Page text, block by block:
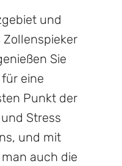
und
Sie
eine
Punkt der
Stress
und mit
auch die